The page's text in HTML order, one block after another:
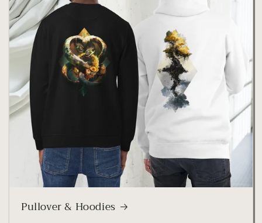
Pullover & Hoodies